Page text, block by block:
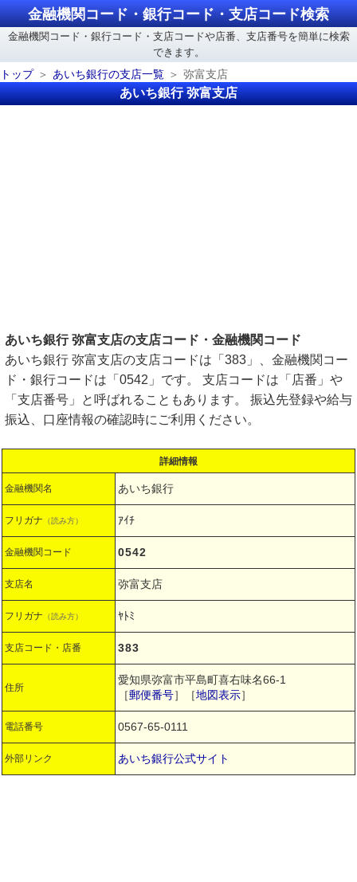
金融機関コード・銀行コード・支店コード検索
金融機関コード・銀行コード・支店コードや店番、支店番号を簡単に検索
できます。
トップ
あいち銀行の支店一覧 弥富支店
あいち銀行 弥富支店
あいち銀行 弥富支店の支店コード・金融機関コード
あいち銀行 弥富支店の支店コードは「383」、金融機関コー
ド・銀行コードは「0542」です。 支店コードは「店番」や
「支店番号」と呼ばれることもあります。 振込先登録や給与
振込、口座情報の確認時にご利用ください。
詳細情報
金融機関名 あいち銀行
フリガナ （読み方） ｱｲﾁ
金融機関コード 0542
支店名 弥富支店
フリガナ （読み方） ﾔﾄﾐ
支店コード・店番 383
住所
愛知県弥富市平島町喜右味名66-1
［郵便番号］［地図表示］
電話番号 0567-65-0111
外部リンク あいち銀行公式サイト